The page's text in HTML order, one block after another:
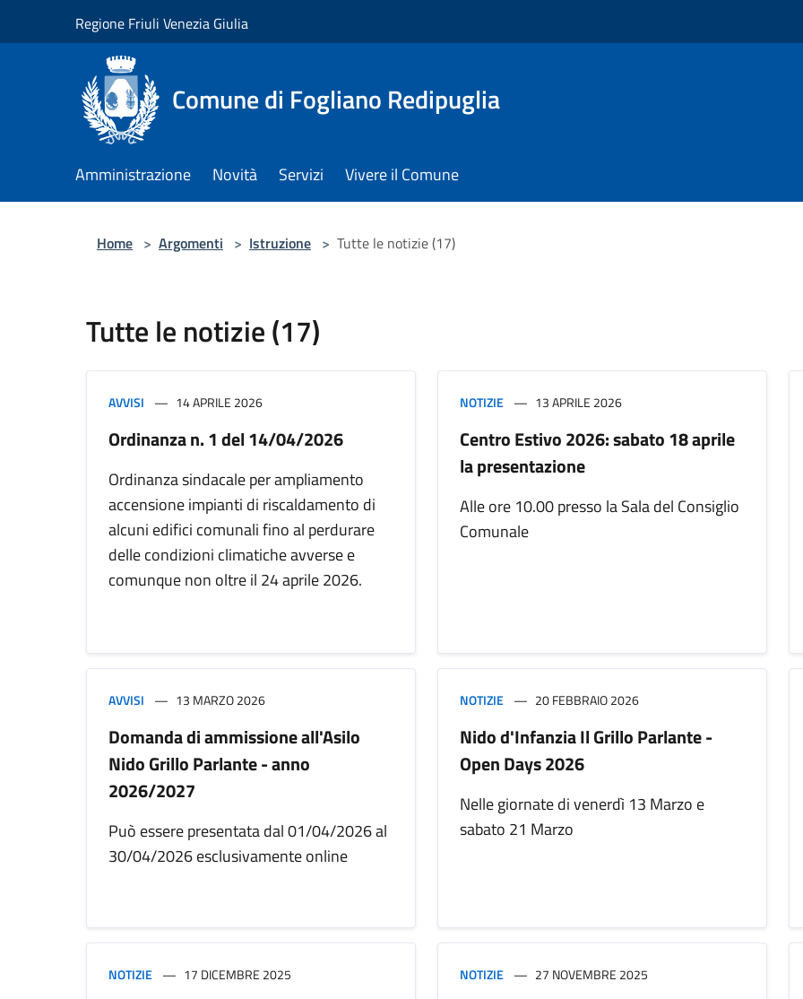
Regione Friuli Venezia Giulia
Comune di Fogliano Redipuglia
Amministrazione Novità Servizi Vivere il Comune
Home > Argomenti > Istruzione > Tutte le notizie (17)
Tutte le notizie (17)
AVVISI 14 APRILE 2026
Ordinanza n. 1 del 14/04/2026
Ordinanza sindacale per ampliamento
accensione impianti di riscaldamento di
alcuni edifici comunali fino al perdurare
delle condizioni climatiche avverse e
comunque non oltre il 24 aprile 2026.
NOTIZIE 13 APRILE 2026
Centro Estivo 2026: sabato 18 aprile
la presentazione
Alle ore 10.00 presso la Sala del Consiglio
Comunale
AVVISI 13 MARZO 2026
Domanda di ammissione all'Asilo
Nido Grillo Parlante - anno
2026/2027
Può essere presentata dal 01/04/2026 al
30/04/2026 esclusivamente online
NOTIZIE 20 FEBBRAIO 2026
Nido d'Infanzia Il Grillo Parlante -
Open Days 2026
Nelle giornate di venerdì 13 Marzo e
sabato 21 Marzo
NOTIZIE 17 DICEMBRE 2025 NOTIZIE 27 NOVEMBRE 2025